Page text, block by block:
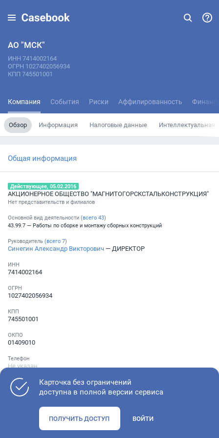
АО "МСК"
ИНН 7414002164
ОГРН 1027402056934
КПП 745501001
Компания События Риски Аффилированность
Обзор Информация Налоговые данные Интеллектуальная
Общая информация
Действующее, 05.02.2016
АКЦИОНЕРНОЕ ОБЩЕСТВО "МАГНИТОГОРСКСТАЛЬКОНСТРУКЦИЯ"
Нет представительств и филиалов
Основной вид деятельности (всего 43)
43.99.7 — Работы по сборке и монтажу сборных конструкций
Руководитель (всего 7)
Синегин Александр Викторович — ДИРЕКТОР
ИНН
7414002164
ОГРН
1027402056934
КПП
745501001
ОКПО
01409010
Телефон
Не указан
Проверьте учредительные документы, адрес регистрации и
Карточка без ограничений
доступна в полной версии сервиса
ПОЛУЧИТЬ ДОСТУП ВОЙТИ